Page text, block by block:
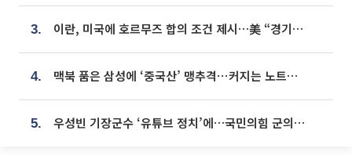
3. 이란, 미국에 호르무즈 합의 조건 제시…美 “경기 아직 안 끝나” [종합]
4. 맥북 품은 삼성에 ‘중국산’ 맹추격⋯커지는 노트북 OLED 시장
5. 우성빈 기장군수 ‘유튜브 정치’에…국민의힘 군의원들 집단 반발